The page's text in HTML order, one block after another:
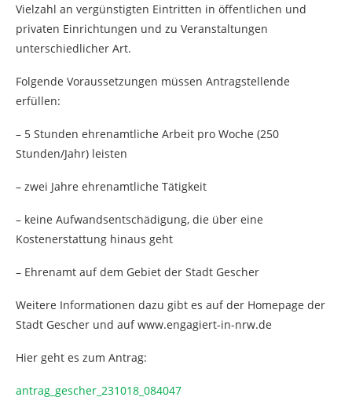
Vielzahl an vergünstigten Eintritten in öffentlichen und
privaten Einrichtungen und zu Veranstaltungen
unterschiedlicher Art.
Folgende Voraussetzungen müssen Antragstellende
erfüllen:
– 5 Stunden ehrenamtliche Arbeit pro Woche (250
Stunden/Jahr) leisten
– zwei Jahre ehrenamtliche Tätigkeit
– keine Aufwandsentschädigung, die über eine
Kostenerstattung hinaus geht
– Ehrenamt auf dem Gebiet der Stadt Gescher
Weitere Informationen dazu gibt es auf der Homepage der
Stadt Gescher und auf www.engagiert-in-nrw.de
Hier geht es zum Antrag:
antrag_gescher_231018_084047